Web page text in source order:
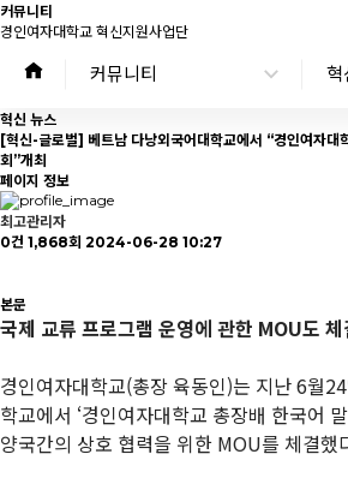
커뮤니 티
경인여자대학교 혁신지원사업단
커뮤니티 혁
혁신 뉴스
[혁신-글로벌] 베트남 다낭외국어대학교에서 “경인여자대
회”개최
페이지 정보
최고관리자
0건 1,868회 2024-06-28 10:27
본문
국제 교류 프로그램 운영에 관한 MOU도 체
경인여자대학교(총장 육동인)는 지난 6월
학교에서 ‘경인여자대학교 총장배 한국어
양국간의 상호 협력을 위한 MOU를 체결했